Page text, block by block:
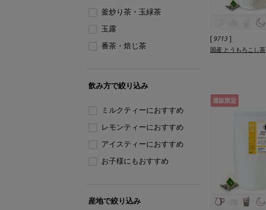
[9713 ]
国産 とうもろこし茶
通販限定
釜炒り茶・玉緑茶
玉露
番茶・焙じ茶
飲み方で絞り込み
ミルクティーにおすすめ
レモンティーにおすすめ
アイスティーにおすすめ
お子様にもおすすめ
産地で絞り込み